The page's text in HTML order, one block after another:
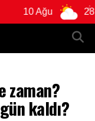
28°C
zaman?
kaldı?